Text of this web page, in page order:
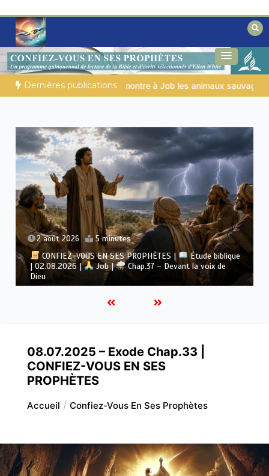
contenu
Secrets de la Bible
Des éclairages bibliques pour ceux qui
cherchent un chemin
Dernières publications
à Job les animaux sauvages LA SAGESSE DE DIEU
2 août 2026 5 minutes
CONFIEZ-VOUS EN SES PROPHÈTES |
Étude biblique
| 02.08.2026 |
Job |
Chap.37 – Devant la voix de
Dieu
08.07.2025 – Exode Chap.33 |
CONFIEZ-VOUS EN SES
PROPHÈTES
Accueil Confiez-Vous En Ses Prophètes